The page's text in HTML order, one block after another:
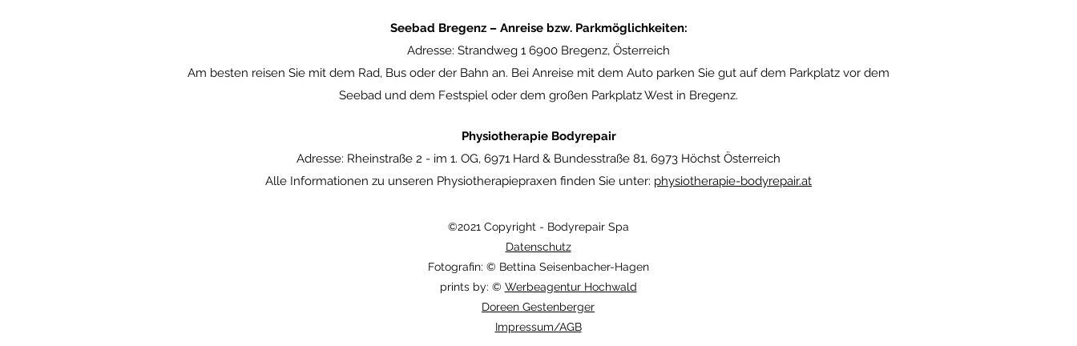
Seebad Bregenz – Anreise bzw. Parkmöglichkeiten:
Adresse: Strandweg 1 6900 Bregenz, Österreich
Am besten reisen Sie mit dem Rad, Bus oder der Bahn an. Bei Anreise mit dem Auto parken Sie gut auf dem Parkplatz vor dem
Seebad und dem Festspiel oder dem großen Parkplatz West in Bregenz.
Physiotherapie Bodyrepair
Adresse: Rheinstraße 2 - im 1. OG, 6971 Hard & Bundesstraße 81, 6973 Höchst Österreich
Alle Informationen zu unseren Physiotherapiepraxen finden Sie unter: physiotherapie-bodyrepair.at
©2021 Copyright - Bodyrepair Spa
Datenschutz
Fotografin: © Bettina Seisenbacher-Hagen
prints by: © Werbeagentur Hochwald
Doreen Gestenberger
Impressum/AGB